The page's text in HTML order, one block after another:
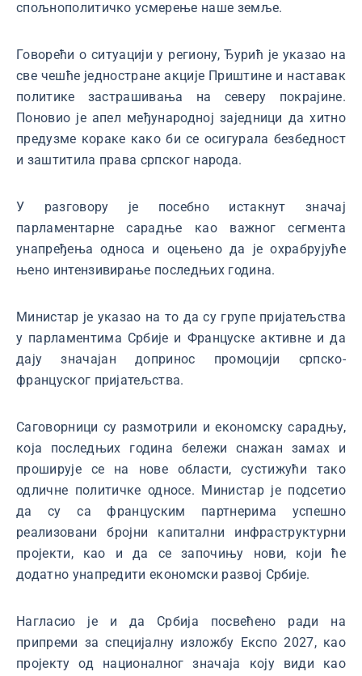
спољнополитичко усмерење наше земље.
Говорећи о ситуацији у региону, Ђурић је указао на
све чешће једностране акције Приштине и наставак
политике застрашивања на северу покрајине.
Поновио је апел међународној заједници да хитно
предузме кораке како би се осигурала безбедност
и заштитила права српског народа.
У разговору је посебно истакнут значај
парламентарне сарадње као важног сегмента
унапређења односа и оцењено да је охрабрујуће
њено интензивирање последњих година.
Министар је указао на то да су групе пријатељства
у парламентима Србије и Француске активне и да
дају значајан допринос промоцији српско-
француског пријатељства.
Саговорници су размотрили и економску сарадњу,
која последњих година бележи снажан замах и
проширује се на нове области, сустижући тако
одличне политичке односе. Министар је подсетио
да су са француским партнерима успешно
реализовани бројни капитални инфраструктурни
пројекти, као и да се започињу нови, који ће
додатно унапредити економски развој Србије.
Нагласио је и да Србија посвећено ради на
припреми за специјалну изложбу Експо 2027, као
пројекту од националног значаја коју види као